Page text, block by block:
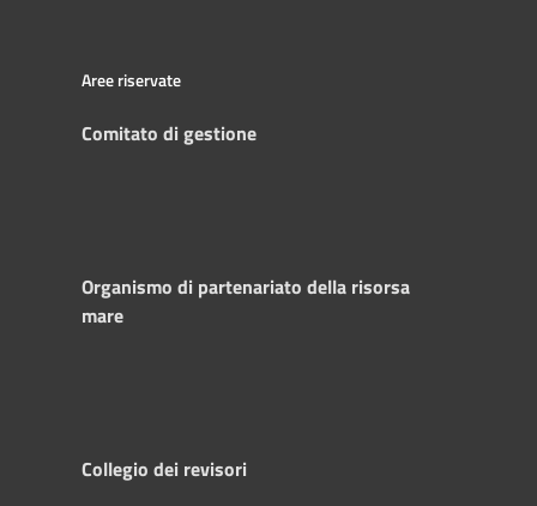
Aree riservate
Comitato di gestione
Organismo di partenariato della risorsa
mare
Collegio dei revisori